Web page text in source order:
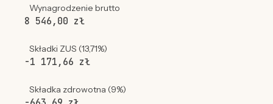
Wynagrodzenie brutto
8 546,00 zł
Składki ZUS (13,71%)
-1 171,66 zł
Składka zdrowotna (9%)